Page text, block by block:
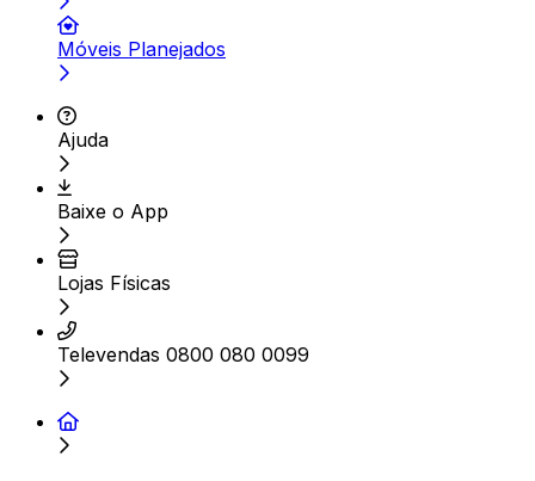
Móveis Planejados
Ajuda
Baixe o App
Lojas Físicas
Televendas 0800 080 0099